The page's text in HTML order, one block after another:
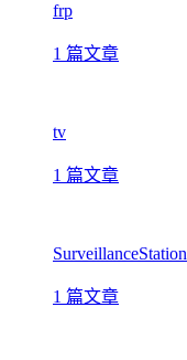
frp
1 篇文章
tv
1 篇文章
SurveillanceStation
1 篇文章